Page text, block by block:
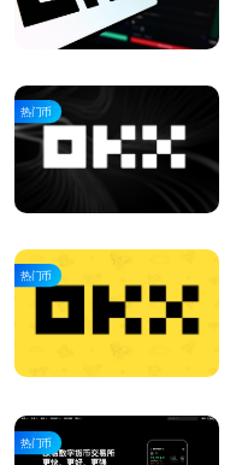
热门币
热门币
热门币